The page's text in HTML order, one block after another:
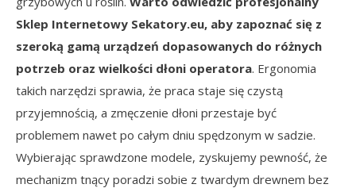
Sklep Internetowy Sekatory.eu, aby zapoznać się z
szeroką gamą urządzeń dopasowanych do różnych
potrzeb oraz wielkości dłoni operatora. Ergonomia
takich narzędzi sprawia, że praca staje się czystą
przyjemnością, a zmęczenie dłoni przestaje być
problemem nawet po całym dniu spędzonym w sadzie.
Wybierając sprawdzone modele, zyskujemy pewność, że
mechanizm tnący poradzi sobie z twardym drewnem bez